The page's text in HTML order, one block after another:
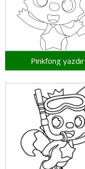
Pinkfong yazdır